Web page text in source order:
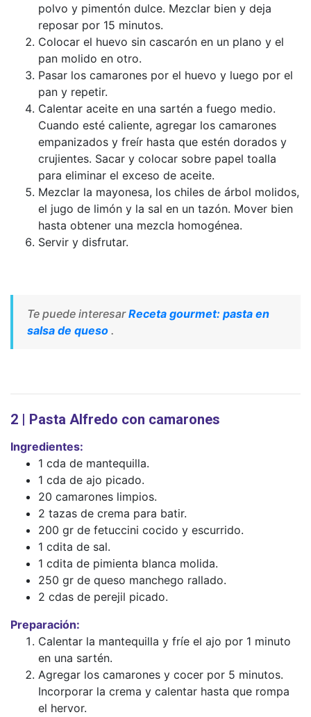
polvo y pimentón dulce. Mezclar bien y deja
reposar por 15 minutos.
Colocar el huevo sin cascarón en un plano y el
pan molido en otro.
Pasar los camarones por el huevo y luego por el
pan y repetir.
Calentar aceite en una sartén a fuego medio.
Cuando esté caliente, agregar los camarones
empanizados y freír hasta que estén dorados y
crujientes. Sacar y colocar sobre papel toalla
para eliminar el exceso de aceite.
Mezclar la mayonesa, los chiles de árbol molidos,
el jugo de limón y la sal en un tazón. Mover bien
hasta obtener una mezcla homogénea.
Servir y disfrutar.
Te puede interesarReceta gourmet: pasta en
salsa de queso .
2 | Pasta Alfredo con camarones
Ingredientes:
1 cda de mantequilla.
1 cda de ajo picado.
20 camarones limpios.
2 tazas de crema para batir.
200 gr de fetuccini cocido y escurrido.
1 cdita de sal.
1 cdita de pimienta blanca molida.
250 gr de queso manchego rallado.
2 cdas de perejil picado.
Preparación:
Calentar la mantequilla y fríe el ajo por 1 minuto
en una sartén.
Agregar los camarones y cocer por 5 minutos.
Incorporar la crema y calentar hasta que rompa
el hervor.